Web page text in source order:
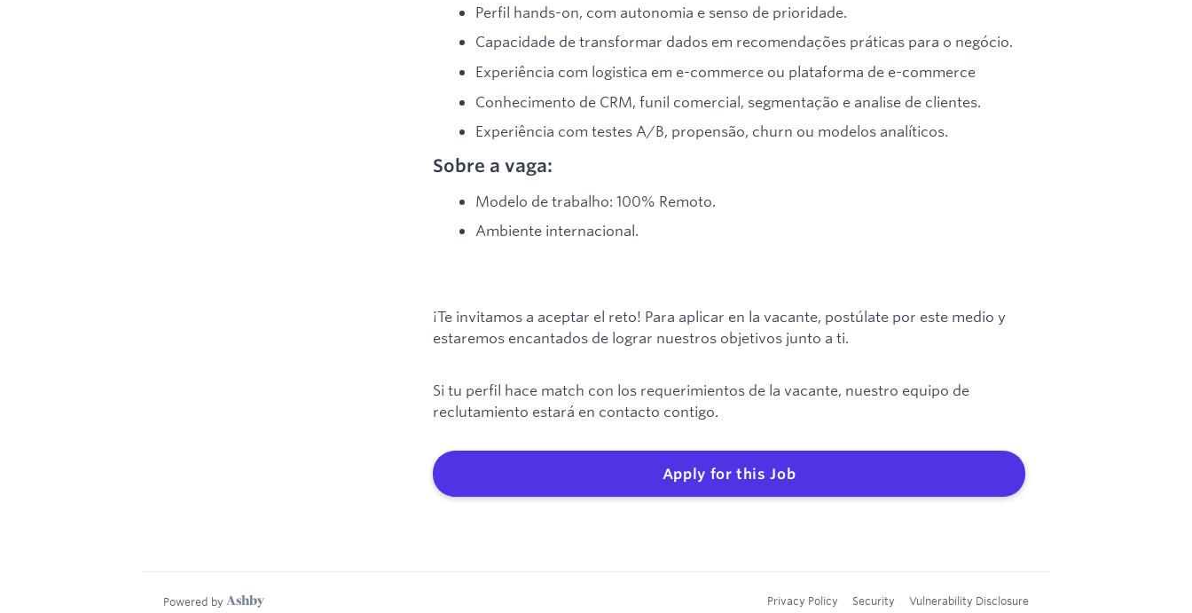
Perfil hands-on, com autonomia e senso de prioridade.
Capacidade de transformar dados em recomendações práticas para o negócio.
Experiência com logistica em e-commerce ou plataforma de e-commerce
Conhecimento de CRM, funil comercial, segmentação e analise de clientes.
Experiência com testes A/B, propensão, churn ou modelos analíticos.
Sobre a vaga:
Modelo de trabalho: 100% Remoto.
Ambiente internacional.
¡Te invitamos a aceptar el reto! Para aplicar en la vacante, postúlate por este medio y
estaremos encantados de lograr nuestros objetivos junto a ti.
Si tu perfil hace match con los requerimientos de la vacante, nuestro equipo de
reclutamiento estará en contacto contigo.
Apply for this Job
Powered by Privacy Policy Security Vulnerability Disclosure